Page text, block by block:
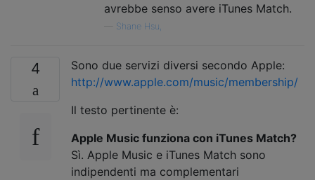
avrebbe senso avere iTunes Match.
Shane Hsu,
4
Sono due servizi diversi secondo Apple:
http://www.apple.com/music/membership/
Il testo pertinente è:
Apple Music funziona con iTunes Match?
Sì. Apple Music e iTunes Match sono
indipendenti ma complementari